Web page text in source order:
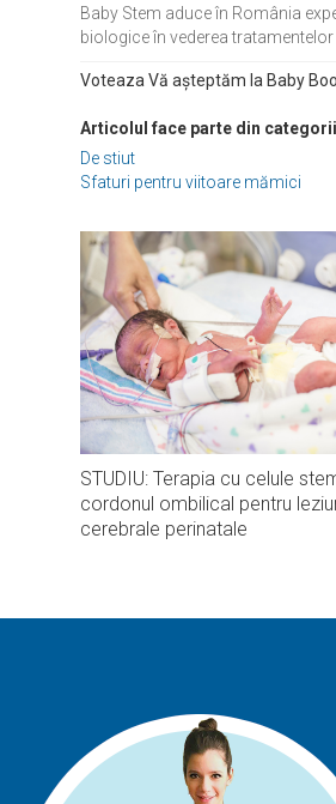
Baby Stem aduce în România
biologice în vederea
Voteaza Vă așteptăm la Baby
Articolul face parte din
De stiut
Sfaturi pentru viitoare mămici
STUDIU: Terapia cu celule
cordonul ombilical pentru
cerebrale perinatale